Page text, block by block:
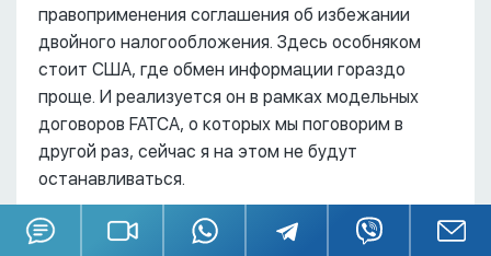
правоприменения соглашения об избежании
двойного налогообложения. Здесь особняком
стоит США, где обмен информации гораздо
проще. И реализуется он в рамках модельных
договоров FATCA, о которых мы поговорим в
другой раз, сейчас я на этом не будут
останавливаться.
Наверное, я бы завершил с этим вопросом и